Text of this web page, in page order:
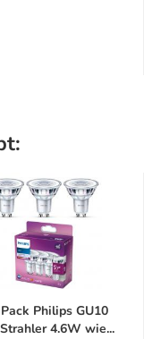
Philips GU10
4.6W wie...